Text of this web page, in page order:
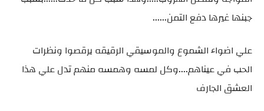
جبنها غيرها دفع التمن......
علي اضواء الشموع والموسيقي الرقيقه يرقصوا ونظرات
الحب في عيناهم....وكل لمسه وهمسه منهم تدل علي هذا
العشق الجارف